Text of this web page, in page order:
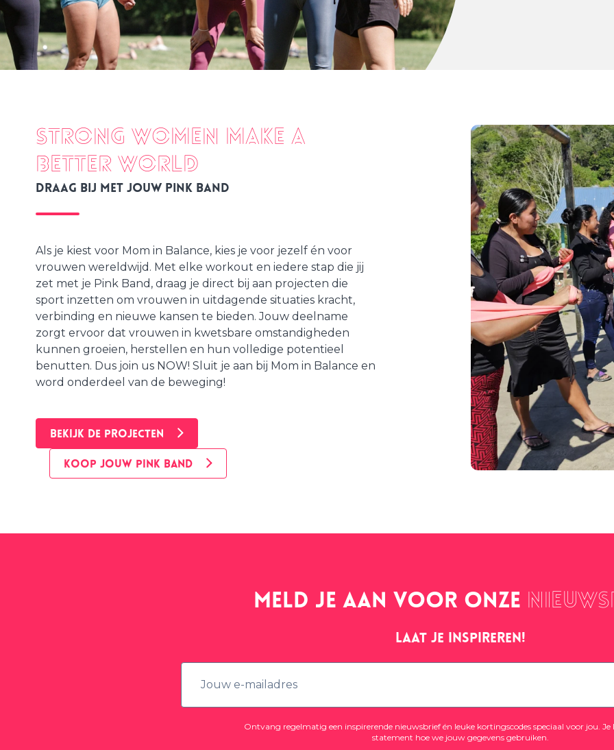
Strong Women Make a
Better World
Draag bij met jouw Pink Band
Als je kiest voor Mom in Balance, kies je voor jezelf én voor
vrouwen wereldwijd. Met elke workout en iedere stap die jij
zet met je Pink Band, draag je direct bij aan projecten die
sport inzetten om vrouwen in uitdagende situaties kracht,
verbinding en nieuwe kansen te bieden. Jouw deelname
zorgt ervoor dat vrouwen in kwetsbare omstandigheden
kunnen groeien, herstellen en hun volledige potentieel
benutten. Dus join us NOW! Sluit je aan bij Mom in Balance en
word onderdeel van de beweging!
BEKIJK DE PROJECTEN
KOOP JOUW PINK BAND
Meld je aan voor onze
Laat je inspireren!
Ontvang regelmatig een inspirerende nieuwsbrief én leuke kortingscodes speciaal voor jou. Je
statement hoe we jouw gegevens gebruiken.